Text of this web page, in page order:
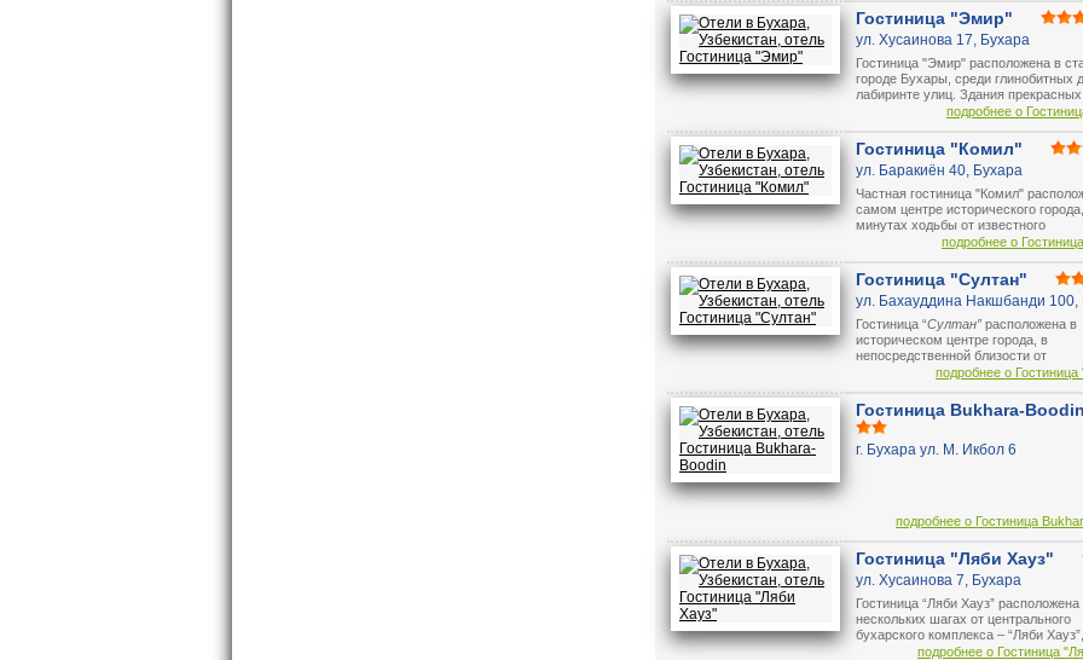
Центр города находится тоже совсем
недалеко. С верхних этажей
открывается прекрасный вид на
исторические памятники города.
Гостиница "Эмир"
ул. Хусаинова 17, Бухара
Гостиница "Эмир" расположена в
городе Бухары, среди глинобитных
лабиринте улиц. Здания
домов, ранее принадлежавших
полностью восстановлены, так что
почувствуете, что отступили назад
времени, но будете пользоваться
современными удобствами,
ожидаете от современной гостиницы.
подробнее о
Гостиница "Комил"
ул. Баракиён 40, Бухара
Частная гостиница "Комил"
самом центре исторического
минутах ходьбы от известного
исторического ансамбля "Ляби -
возможность гостям города
музой традиционного бухарского
Зданию гостиницы более 100 лет и
интерьер каждой комнаты
бухарский колорит конца 19 века.
подробнее о
Гостиница "Султан"
ул. Бахауддина Накшбанди 100,
Гостиница “Султан” расположена в
историческом центре города, в
непосредственной близости от
архитектурного ансамбля “Ляби
Гостиница
Султан” , построенная
году, стоит на берегу пруда рядом с
древними памятниками, как медресе
Кукельдаш и Нодир Девонбеги, а
подробнее о
Гостиница Bukhara-Boodin
г. Бухара ул. М. Икбол 6
подробнее о Гостиница
Гостиница "Ляби Хауз"
ул. Хусаинова 7, Бухара
Гостиница “Ляби Хауз” расположена
нескольких шагах от центрального
бухарского комплекса – “Ляби
середине восхитительных простых
подробнее о Гостиница